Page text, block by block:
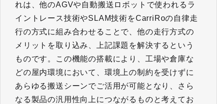
れは、他のAGVや自動搬送ロボットで使われるラ
イントレース技術やSLAM技術をCarriRoの自律走
行の方式に組み合わせることで、他の走行方式の
メリットを取り込み、上記課題を解決するという
ものです。この機能の搭載により、工場や倉庫な
どの屋内環境において、環境上の制約を受けずに
あらゆる搬送シーンでご活用が可能となり、さら
なる製品の汎用性向上につながるものと考えてお